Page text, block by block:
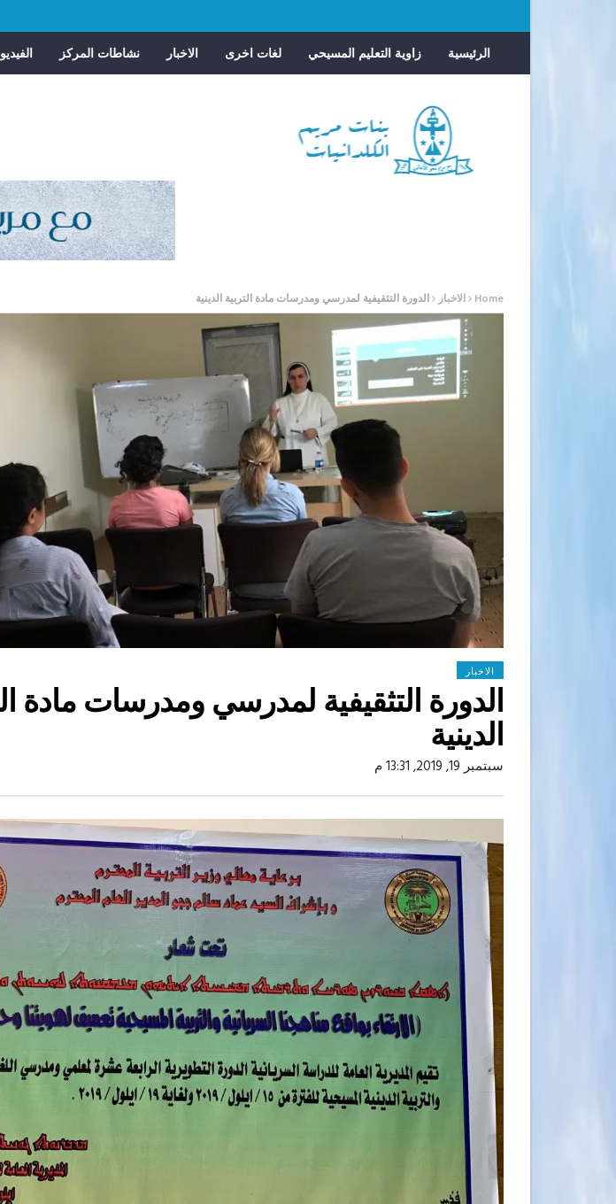
الرئيسية زاوية التعليم المسيحي لغات اخرى الاخبار نشاطات المركز
Home الاخبار الدورة التثقيفية لمدرسي ومدرسات مادة التربية الدينية
الاخبار
الدورة التثقيفية لمدرسي ومدرسات مادة
الدينية
سبتمبر 19, 2019, 13:31 م